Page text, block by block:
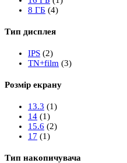
8 ГБ (4)
Тип дисплея
IPS (2)
TN+film (3)
Розмір екрану
13.3 (1)
14 (1)
15.6 (2)
17 (1)
Тип накопичувача